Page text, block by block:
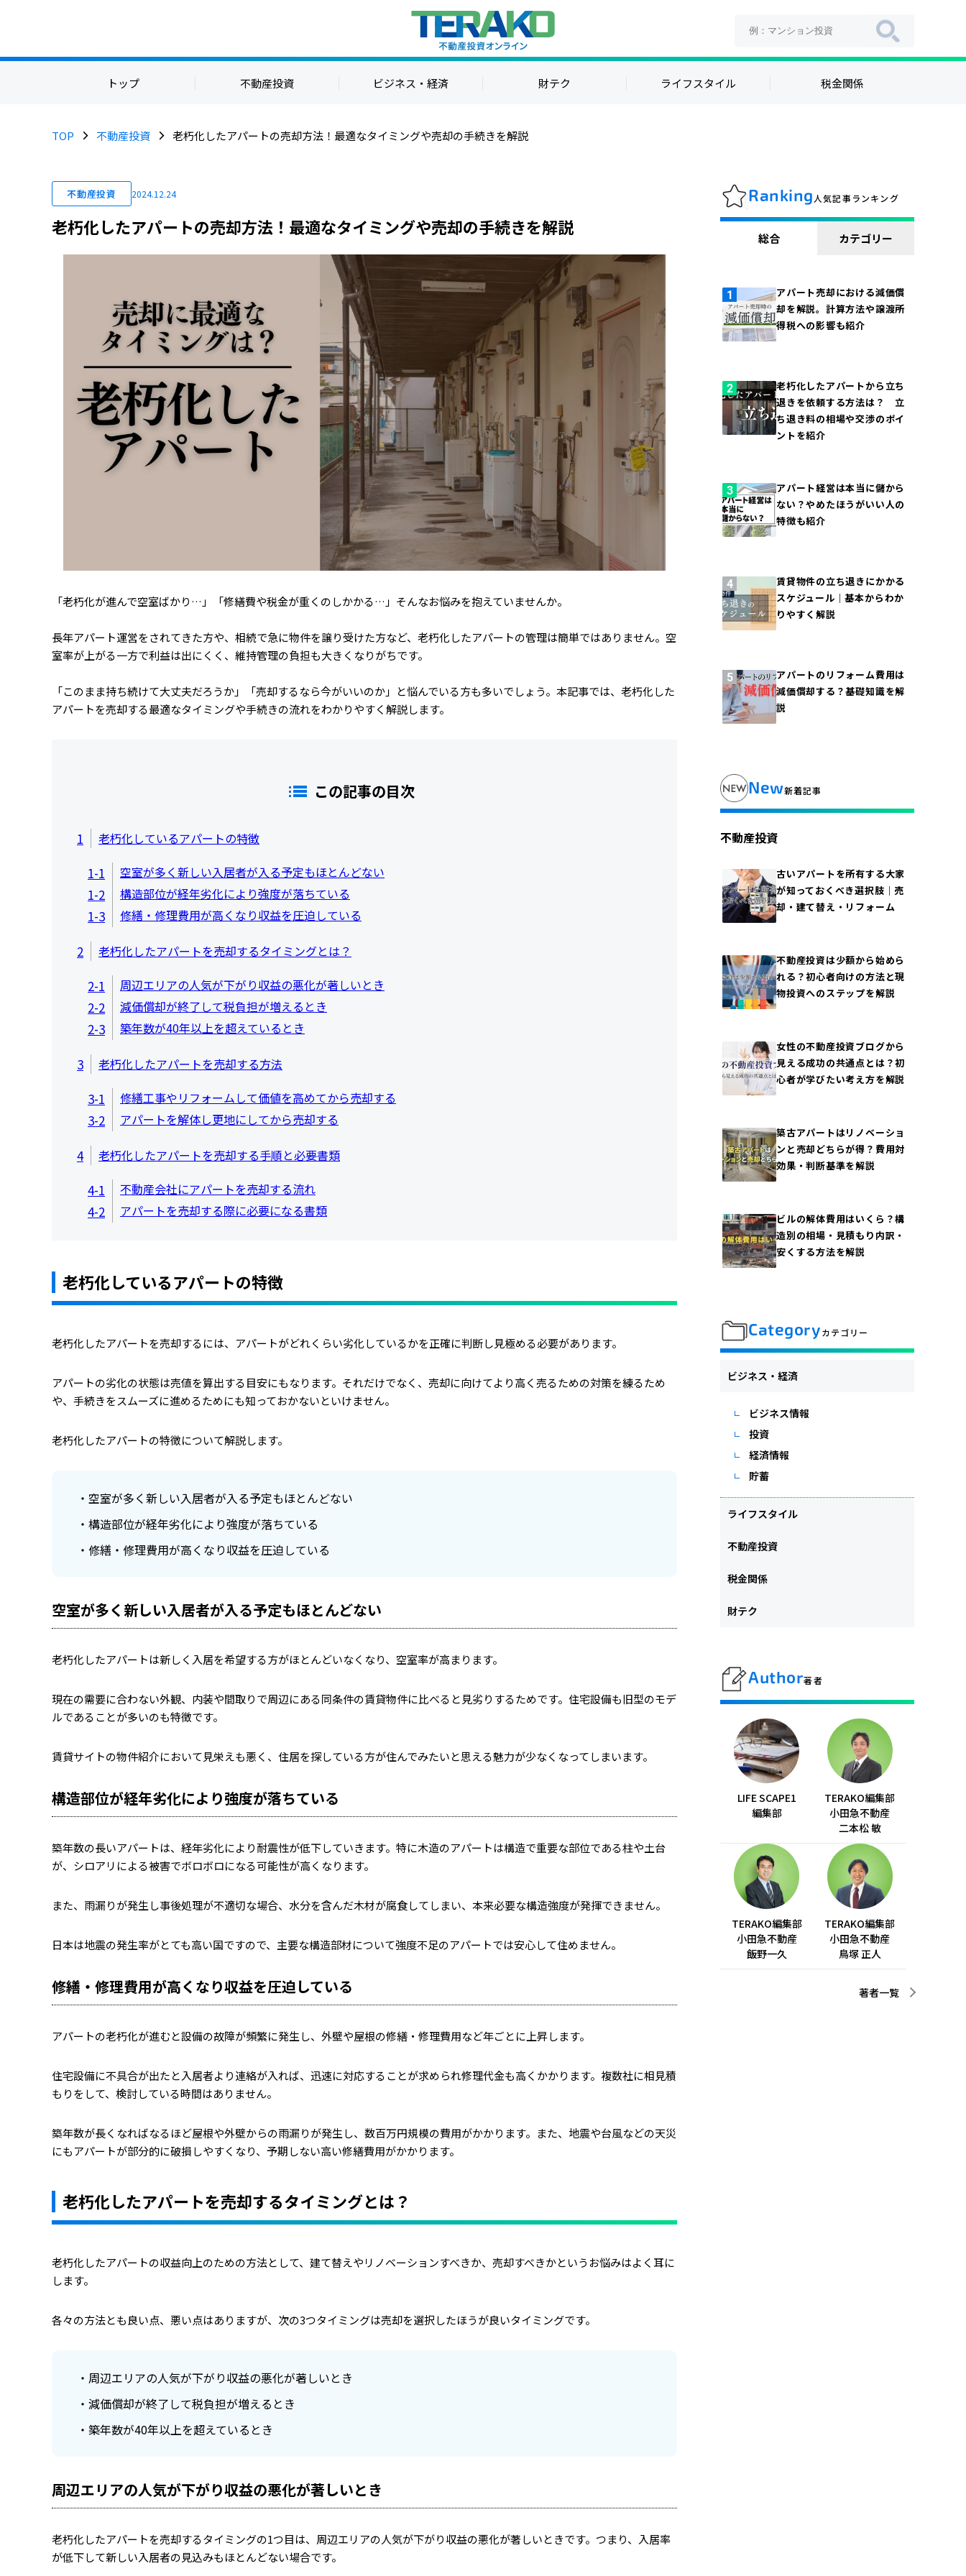
トップ 不動産投資 ビジネス・経済 財テク ライフスタイル 税金関係
TOP 不動産投資 老朽化したアパートの売却方法！最適なタイミングや売却の手続きを解説
不動産投資 2024.12.24
老朽化したアパートの売却方法！最適なタイミングや売却の手続きを解説
「老朽化が進んで空室ばかり…」「修繕費や税金が重くのしかかる…」そんなお悩みを抱えていませんか。
長年アパート運営をされてきた方や、相続で急に物件を譲り受けた方など、老朽化したアパートの管理は簡単ではありません。空
室率が上がる一方で利益は出にくく、維持管理の負担も大きくなりがちです。
「このまま持ち続けて大丈夫だろうか」「売却するなら今がいいのか」と悩んでいる方も多いでしょう。本記事では、老朽化した
アパートを売却する最適なタイミングや手続きの流れをわかりやすく解説します。
この記事の目次
1 老朽化しているアパートの特徴
1-1 空室が多く新しい入居者が入る予定もほとんどない
1-2 構造部位が経年劣化により強度が落ちている
1-3 修繕・修理費用が高くなり収益を圧迫している
2 老朽化したアパートを売却するタイミングとは？
2-1 周辺エリアの人気が下がり収益の悪化が著しいとき
2-2 減価償却が終了して税負担が増えるとき
2-3 築年数が40年以上を超えているとき
3 老朽化したアパートを売却する方法
3-1 修繕工事やリフォームして価値を高めてから売却する
3-2 アパートを解体し更地にしてから売却する
4 老朽化したアパートを売却する手順と必要書類
4-1 不動産会社にアパートを売却する流れ
4-2 アパートを売却する際に必要になる書類
老朽化しているアパートの特徴
老朽化したアパートを売却するには、アパートがどれくらい劣化しているかを正確に判断し見極める必要があります。
アパートの劣化の状態は売値を算出する目安にもなります。それだけでなく、売却に向けてより高く売るための対策を練るため
や、手続きをスムーズに進めるためにも知っておかないといけません。
老朽化したアパートの特徴について解説します。
空室が多く新しい入居者が入る予定もほとんどない
構造部位が経年劣化により強度が落ちている
修繕・修理費用が高くなり収益を圧迫している
空室が多く新しい入居者が入る予定もほとんどない
老朽化したアパートは新しく入居を希望する方がほとんどいなくなり、空室率が高まります。
現在の需要に合わない外観、内装や間取りで周辺にある同条件の賃貸物件に比べると見劣りするためです。住宅設備も旧型のモデ
ルであることが多いのも特徴です。
賃貸サイトの物件紹介において見栄えも悪く、住居を探している方が住んでみたいと思える魅力が少なくなってしまいます。
構造部位が経年劣化により強度が落ちている
築年数の長いアパートは、経年劣化により耐震性が低下していきます。特に木造のアパートは構造で重要な部位である柱や土台
が、シロアリによる被害でボロボロになる可能性が高くなります。
また、雨漏りが発生し事後処理が不適切な場合、水分を含んだ木材が腐食してしまい、本来必要な構造強度が発揮できません。
日本は地震の発生率がとても高い国ですので、主要な構造部材について強度不足のアパートでは安心して住めません。
修繕・修理費用が高くなり収益を圧迫している
アパートの老朽化が進むと設備の故障が頻繁に発生し、外壁や屋根の修繕・修理費用など年ごとに上昇します。
住宅設備に不具合が出たと入居者より連絡が入れば、迅速に対応することが求められ修理代金も高くかかります。複数社に相見積
もりをして、検討している時間はありません。
築年数が長くなればなるほど屋根や外壁からの雨漏りが発生し、数百万円規模の費用がかかります。また、地震や台風などの天災
にもアパートが部分的に破損しやすくなり、予期しない高い修繕費用がかかります。
老朽化したアパートを売却するタイミングとは？
老朽化したアパートの収益向上のための方法として、建て替えやリノベーションすべきか、売却すべきかというお悩みはよく耳に
します。
各々の方法とも良い点、悪い点はありますが、次の3つタイミングは売却を選択したほうが良いタイミングです。
周辺エリアの人気が下がり収益の悪化が著しいとき
減価償却が終了して税負担が増えるとき
築年数が40年以上を超えているとき
周辺エリアの人気が下がり収益の悪化が著しいとき
老朽化したアパートを売却するタイミングの1つ目は、周辺エリアの人気が下がり収益の悪化が著しいときです。つまり、入居率
が低下して新しい入居者の見込みもほとんどない場合です。
Ranking 人気記事ランキング
総合 カテゴリー
アパート売却における減価償
却を解説。計算方法や譲渡所
得税への影響も紹介
老朽化したアパートから立ち
退きを依頼する方法は？ 立
ち退き料の相場や交渉のポイ
ントを紹介
アパート経営は本当に儲から
ない？やめたほうがいい人の
特徴も紹介
賃貸物件の立ち退きにかかる
スケジュール｜基本からわか
りやすく解説
アパートのリフォーム費用は
減価償却する？基礎知識を解
説
New新着記事
不動産投資
古いアパートを所有する大家
が知っておくべき選択肢｜売
却・建て替え・リフォーム
不動産投資は少額から始めら
れる？初心者向けの方法と現
物投資へのステップを解説
女性の不動産投資ブログから
見える成功の共通点とは？初
心者が学びたい考え方を解説
築古アパートはリノベーショ
ンと売却どちらが得？費用対
効果・判断基準を解説
ビルの解体費用はいくら？構
造別の相場・見積もり内訳・
安くする方法を解説
Categoryカテゴリー
ビジネス・経済
ビジネス情報
投資
経済情報
貯蓄
ライフスタイル
不動産投資
税金関係
財テク
Author著者
LIFE SCAPE1
編集部
TERAKO編集部
小田急不動産
二本松 敏
TERAKO編集部
小田急不動産
飯野一久
TERAKO編集部
小田急不動産
鳥塚 正人
著者一覧